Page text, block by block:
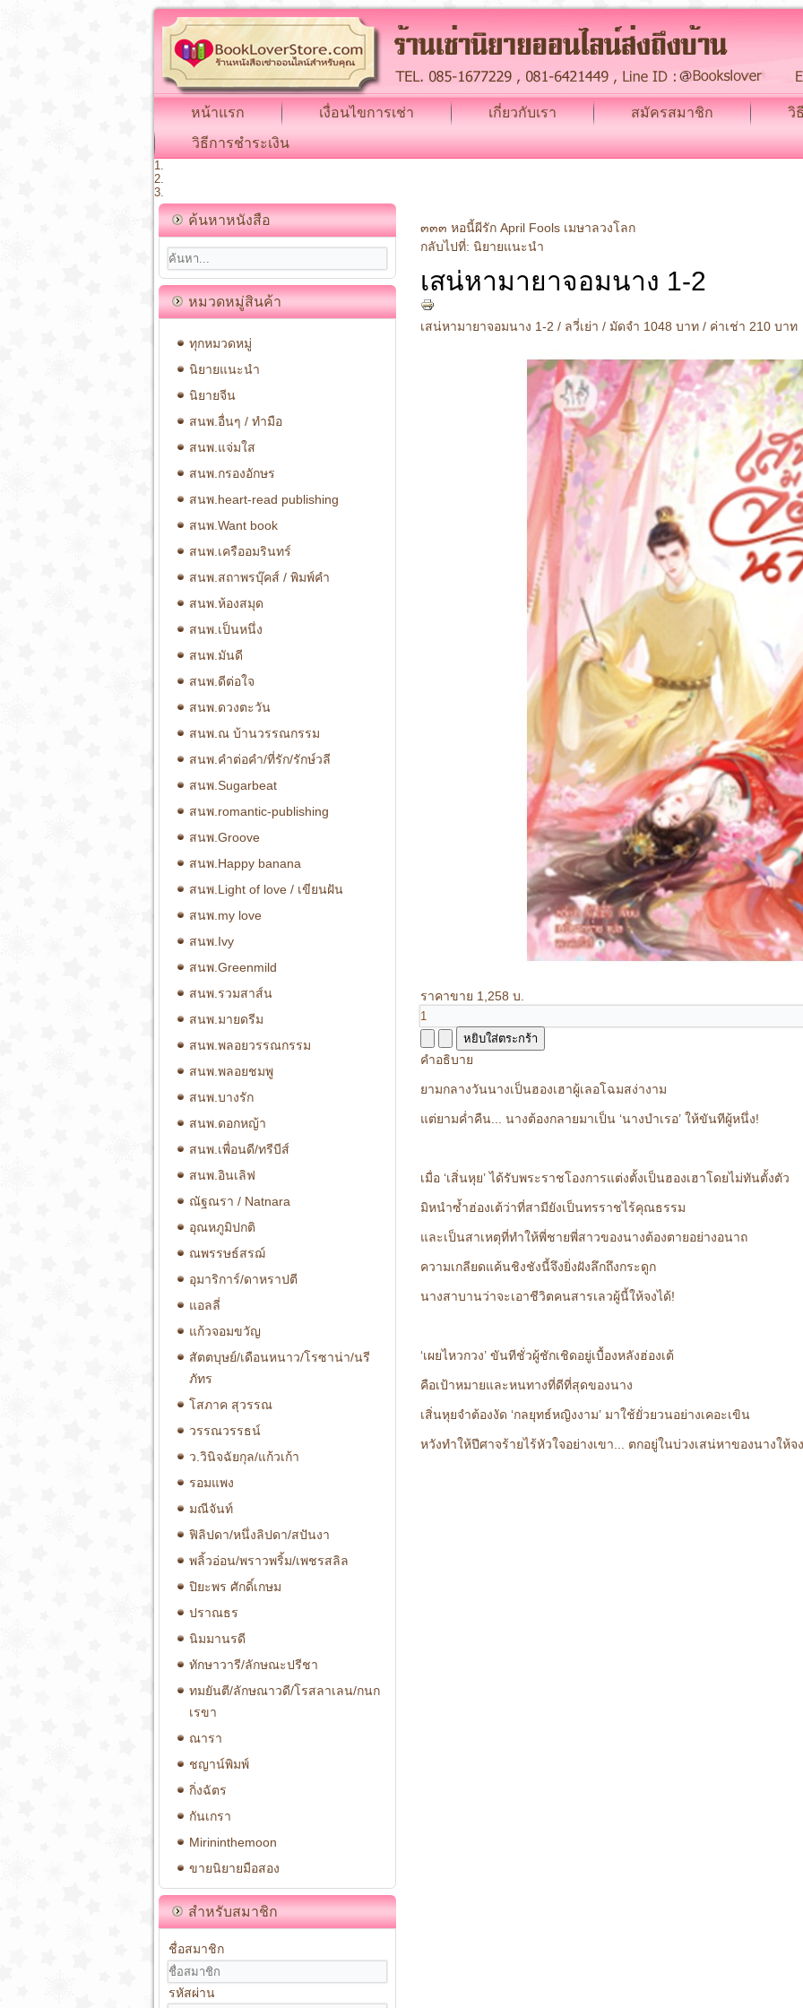
หน้าแรก เงื่อนไขการเช่า เกี่ยวกับเรา สมัครสมาชิก
วิ
วิธีการชำระเงิน
ค้นหาหนังสือ
หมวดหมู่สินค้า
ทุกหมวดหมู่
นิยายแนะนำ
นิยายจีน
สนพ.อื่นๆ / ทำมือ
สนพ.แจ่มใส
สนพ.กรองอักษร
สนพ.heart-read publishing
สนพ.Want book
สนพ.เครืออมรินทร์
สนพ.สถาพรบุ๊คส์ / พิมพ์คำ
สนพ.ห้องสมุด
สนพ.เป็นหนึ่ง
สนพ.มันดี
สนพ.ดีต่อใจ
สนพ.ดวงตะวัน
สนพ.ณ บ้านวรรณกรรม
สนพ.คำต่อคำ/ที่รัก/รักษ์วลี
สนพ.Sugarbeat
สนพ.romantic-publishing
สนพ.Groove
สนพ.Happy banana
สนพ.Light of love / เขียนฝัน
สนพ.my love
สนพ.Ivy
สนพ.Greenmild
สนพ.รวมสาส์น
สนพ.มายดรีม
สนพ.พลอยวรรณกรรม
สนพ.พลอยชมพู
สนพ.บางรัก
สนพ.ดอกหญ้า
สนพ.เพื่อนดี/ทรีบีส์
สนพ.อินเลิฟ
ณัฐณรา / Natnara
อุณหภูมิปกติ
ณพรรษธ์สรฌ์
อุมาริการ์/ดาหราปตี
แอลลี่
แก้วจอมขวัญ
สัตตบุษย์/เดือนหนาว/โรซาน่า/นรี
ภัทร
โสภาค สุวรรณ
วรรณวรรธน์
ว.วินิจฉัยกุล/แก้วเก้า
รอมแพง
มณีจันท์
ฟิลิปดา/หนึ่งลิปดา/สปันงา
พลิ้วอ่อน/พราวพริ้ม/เพชรสลิล
ปิยะพร ศักดิ์เกษม
ปราณธร
นิมมานรดี
ทักษาวารี/ลักษณะปรีชา
ทมยันตี/ลักษณาวดี/โรสลาเลน/กนก
เรขา
ณารา
ชญาน์พิมพ์
กิ่งฉัตร
กันเกรา
Mirininthemoon
ขายนิยายมือสอง
สำหรับสมาชิก
ชื่อสมาชิก
รหัสผ่าน
๓๓๓ หอนี้ผีรัก April Fools เมษาลวงโลก
กลับไปที่: นิยายแนะนำ
เสน่หามายาจอมนาง 1-2
เสน่หามายาจอมนาง 1-2 / ลวี่เย่า / มัดจำ 1048 บาท / ค่าเช่า 210 บาท
ราคาขาย 1,258 บ.
คำอธิบาย
ยามกลางวันนางเป็นฮองเฮาผู้เลอโฉมสง่างาม
แต่ยามค่ำคืน... นางต้องกลายมาเป็น ‘นางบำเรอ’ ให้ขันทีผู้หนึ่ง!
เมื่อ ‘เสิ่นหุย’ ได้รับพระราชโองการแต่งตั้งเป็นฮองเฮาโดยไม่ทันตั้งตัว
มิหนำซ้ำฮ่องเต้ว่าที่สามียังเป็นทรราชไร้คุณธรรม
และเป็นสาเหตุที่ทำให้พี่ชายพี่สาวของนางต้องตายอย่างอนาถ
ความเกลียดแค้นชิงชังนี้จึงยิ่งฝังลึกถึงกระดูก
นางสาบานว่าจะเอาชีวิตคนสารเลวผู้นี้ให้จงได้!
‘เผยไหวกวง’ ขันทีชั่วผู้ชักเชิดอยู่เบื้องหลังฮ่องเต้
คือเป้าหมายและหนทางที่ดีที่สุดของนาง
เสิ่นหุยจำต้องงัด ‘กลยุทธ์หญิงงาม’ มาใช้ยั่วยวนอย่างเคอะเขิน
หวังทำให้ปีศาจร้ายไร้หัวใจอย่างเขา... ตกอยู่ในบ่วงเสน่หาของนางให้จ